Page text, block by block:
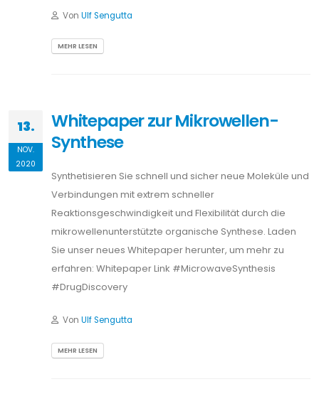
Von Ulf Sengutta
MEHR LESEN
13.
NOV.
2020
Whitepaper zur Mikrowellen-
Synthese
Synthetisieren Sie schnell und sicher neue Moleküle und
Verbindungen mit extrem schneller
Reaktionsgeschwindigkeit und Flexibilität durch die
mikrowellenunterstützte organische Synthese. Laden
Sie unser neues Whitepaper herunter, um mehr zu
erfahren: Whitepaper Link #MicrowaveSynthesis
#DrugDiscovery
Von Ulf Sengutta
MEHR LESEN